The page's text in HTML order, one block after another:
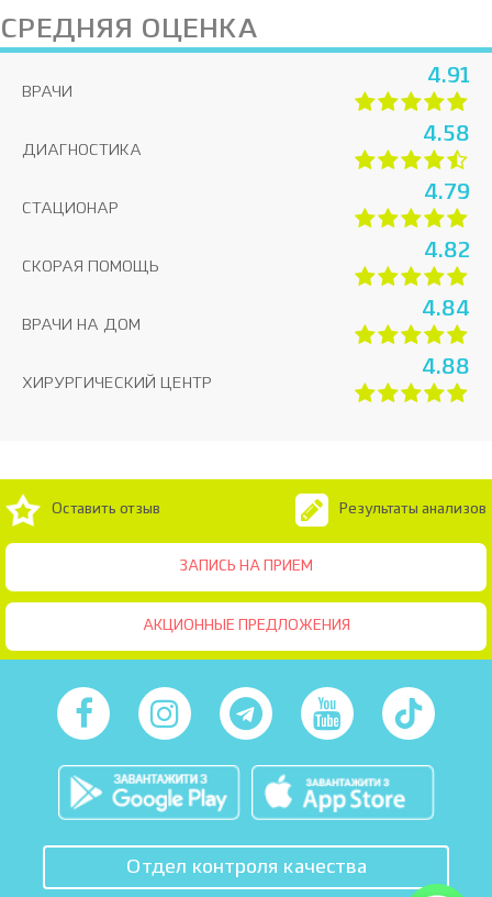
СРЕДНЯЯ ОЦЕНКА
ВРАЧИ
4.91
ДИАГНОСТИКА
4.58
СТАЦИОНАР
4.79
СКОРАЯ ПОМОЩЬ
4.82
ВРАЧИ НА ДОМ
4.84
ХИРУРГИЧЕСКИЙ ЦЕНТР
4.88
ЗАПИСЬ НА ПРИЕМ
Оставить отзыв Результаты анализов
АКЦИОННЫЕ ПРЕДЛОЖЕНИЯ
Отдел контроля качества